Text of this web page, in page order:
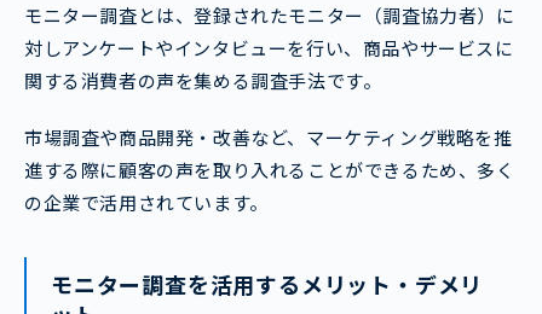
モニター調査とは、登録されたモニター（調査協力者）に
対しアンケートやインタビューを行い、商品やサービスに
関する消費者の声を集める調査手法です。
市場調査や商品開発・改善など、マーケティング戦略を推
進する際に顧客の声を取り入れることができるため、多く
の企業で活用されています。
モニター調査を活用するメリット・デメリ